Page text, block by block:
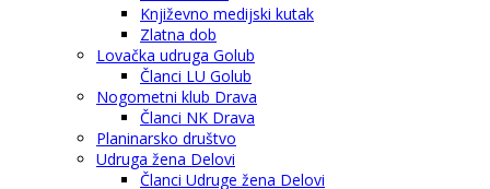
Književno medijski kutak
Zlatna dob
Lovačka udruga Golub
Članci LU Golub
Nogometni klub Drava
Članci NK Drava
Planinarsko društvo
Udruga žena Delovi
Članci Udruge žena Delovi